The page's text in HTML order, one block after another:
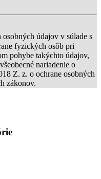
údajov v súlade s
fyzických osôb pri
pohybe takýchto údajov,
nariadenie o
Z. z. o ochrane osobných
zákonov.